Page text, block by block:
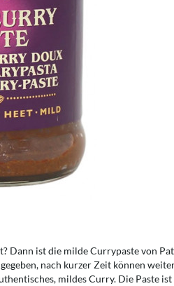
Dann ist die milde Currypaste von
nach kurzer Zeit können
mildes Curry. Die Paste ist